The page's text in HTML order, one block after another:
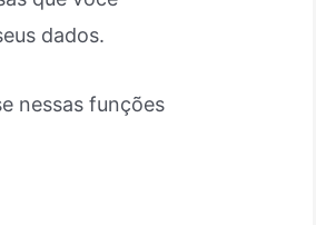
dados.
nessas funções